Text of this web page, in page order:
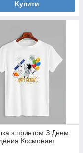
Купити
з принтом З Днем
Космонавт